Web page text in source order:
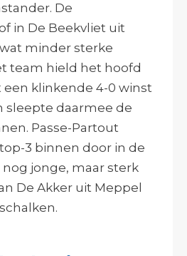
De
in De Beekvliet uit
minder sterke
team hield het hoofd
een klinkende 4-0 winst
sleepte daarmee de
Passe-Partout
3 binnen door in de
jonge, maar sterk
De Akker uit Meppel